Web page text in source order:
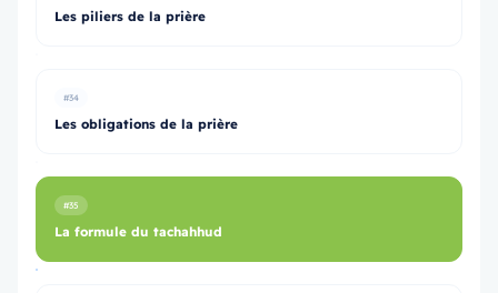
Les piliers de la prière
#34
Les obligations de la prière
#35
La formule du tachahhud